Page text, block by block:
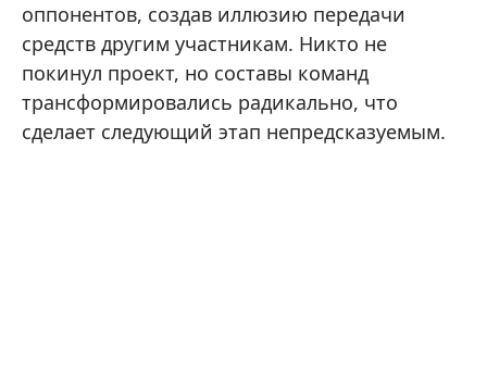
оппонентов, создав иллюзию передачи
средств другим участникам. Никто не
покинул проект, но составы команд
трансформировались радикально, что
сделает следующий этап непредсказуемым.